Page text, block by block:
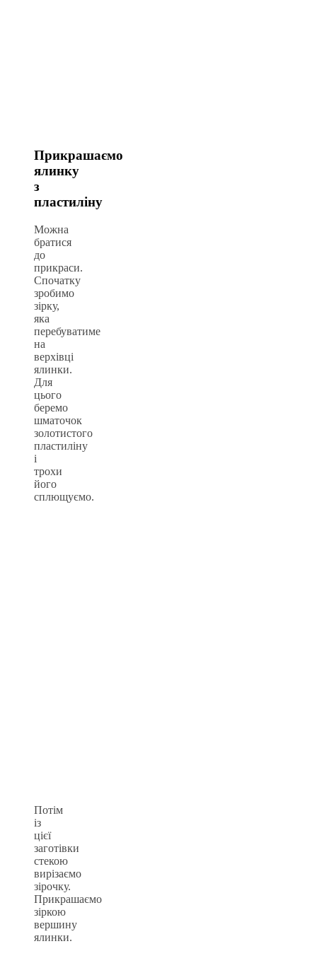
Прикрашаємо
ялинку
з
пластиліну
Можна
братися
до
прикраси.
Спочатку
зробимо
зірку,
яка
перебуватиме
на
верхівці
ялинки.
Для
цього
беремо
шматочок
золотистого
пластиліну
і
трохи
його
сплющуємо.
Потім
із
цієї
заготівки
стекою
вирізаємо
зірочку.
Прикрашаємо
зіркою
вершину
ялинки.